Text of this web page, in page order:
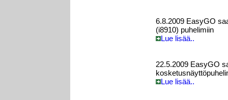
6.8.2009 EasyGO
(i8910) puhelimiin
Lue lisää..
22.5.2009 EasyGO
Lue lisää..